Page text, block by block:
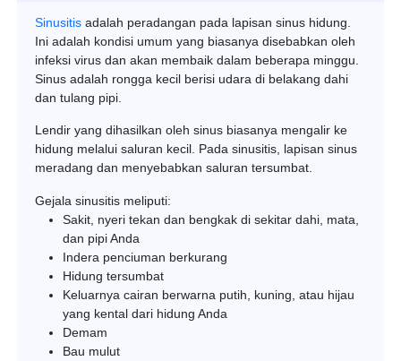
Sinusitis adalah peradangan pada lapisan sinus hidung.
Ini adalah kondisi umum yang biasanya disebabkan oleh
infeksi virus dan akan membaik dalam beberapa minggu.
Sinus adalah rongga kecil berisi udara di belakang dahi
dan tulang pipi.
Lendir yang dihasilkan oleh sinus biasanya mengalir ke
hidung melalui saluran kecil. Pada sinusitis, lapisan sinus
meradang dan menyebabkan saluran tersumbat.
Gejala sinusitis meliputi:
Sakit, nyeri tekan dan bengkak di sekitar dahi, mata,
dan pipi Anda
Indera penciuman berkurang
Hidung tersumbat
Keluarnya cairan berwarna putih, kuning, atau hijau
yang kental dari hidung Anda
Demam
Bau mulut